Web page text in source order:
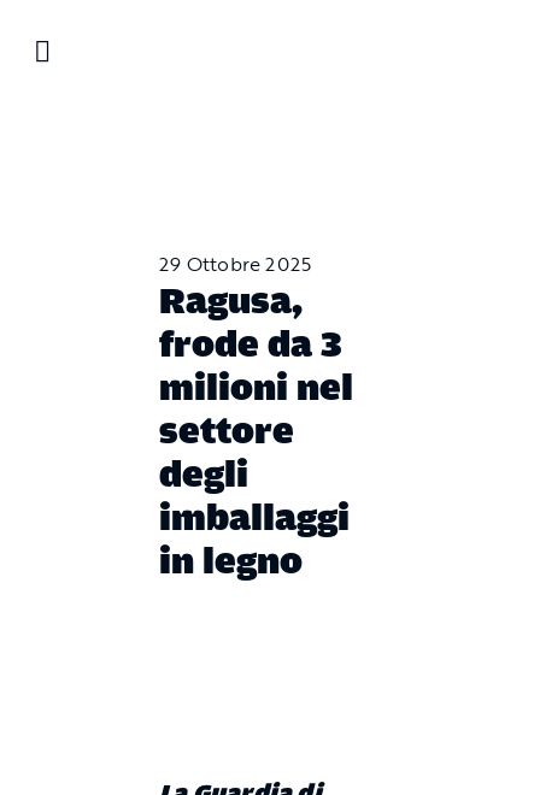
29 Ottobre 2025
Ragusa,
frode da 3
milioni nel
settore
degli
imballaggi
in legno